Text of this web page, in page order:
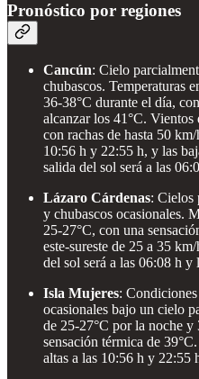
Pronóstico por regiones
Cancún: Cielo
chubascos. Temperaturas
36-38°C durante el día,
alcanzar los 41°C. Vientos
con rachas de hasta 50
10:56 h y 22:55 h, y las
salida del sol será a las
Lázaro Cárdenas: Cielos
y chubascos ocasionales.
25-27°C, con una
este-sureste de 25 a 35
del sol será a las 06:08 h y
Isla Mujeres:
ocasionales bajo un cielo
de 25-27°C por la noche y
sensación térmica de
altas a las 10:56 h y 22:55